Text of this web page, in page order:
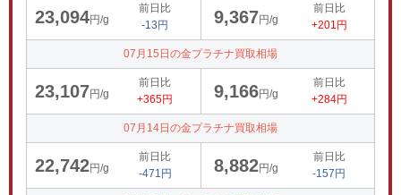
23,094円/g
前日比
-13円
9,367円/g
前日比
+201円
07月15日の金プラチナ買取相場
23,107円/g
前日比
+365円
9,166円/g
前日比
+284円
07月14日の金プラチナ買取相場
22,742円/g
前日比
-471円
8,882円/g
前日比
-157円